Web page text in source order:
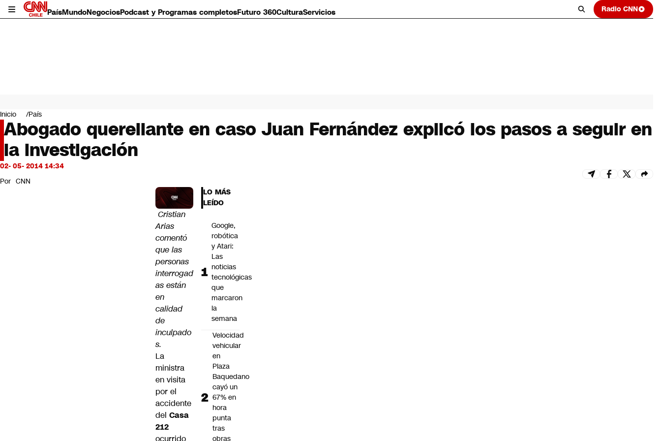
PaísMundoNegociosPodcast y Programas completosFuturo 360CulturaServicios Radio CNN
Mundo
Negocios
Deportes
Programas completos
Cultura
Servicios
Bits
CNN Data
Inicio País
Abogado querellante en caso Juan Fernández explicó los pasos a seguir en
la investigación
02- 05- 2014 14:34
Por CNN
Cristian
Arias
comentó
que las
personas
interrogad
as están
en
calidad
de
inculpado
s.
La
ministra
en visita
por el
accidente
del Casa
212
ocurrido
LO MÁS
LEÍDO
Google,
robótica
y Atari:
Las
noticias
tecnológicas
que
marcaron
la
semana
Velocidad
vehicular
en
Plaza
Baquedano
cayó un
67% en
hora
punta
tras
obras